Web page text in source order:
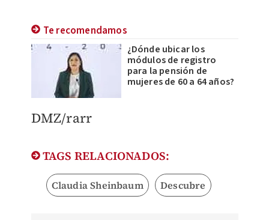
Te recomendamos
¿Dónde ubicar los
módulos de registro
para la pensión de
mujeres de 60 a 64 años?
DMZ/rarr
TAGS RELACIONADOS:
Claudia Sheinbaum Descubre